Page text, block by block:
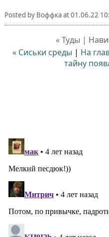
Posted by Воффкаat01.06.22
« Туды |
« Сиськи среды | На
тайну